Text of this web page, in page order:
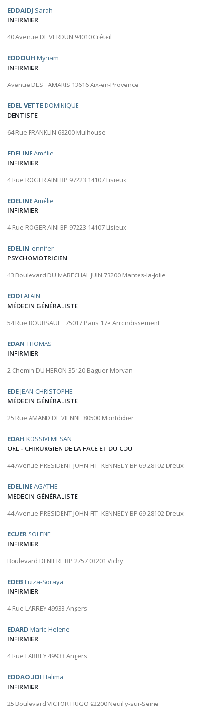
EDDAIDJ Sarah
INFIRMIER
40 Avenue DE VERDUN 94010 Créteil
EDDOUH Myriam
INFIRMIER
Avenue DES TAMARIS 13616 Aix-en-Provence
EDEL VETTEDOMINIQUE
DENTISTE
64 Rue FRANKLIN 68200 Mulhouse
EDELINEAmélie
INFIRMIER
4 Rue ROGER AINI BP 97223 14107 Lisieux
EDELINEAmélie
INFIRMIER
4 Rue ROGER AINI BP 97223 14107 Lisieux
EDELIN Jennifer
PSYCHOMOTRICIEN
43 Boulevard DU MARECHAL JUIN 78200 Mantes-la-Jolie
EDDI ALAIN
MÉDECIN GÉNÉRALISTE
54 Rue BOURSAULT 75017 Paris 17e Arrondissement
EDAN THOMAS
INFIRMIER
2 Chemin DU HERON 35120 Baguer-Morvan
EDEJEAN-CHRISTOPHE
MÉDECIN GÉNÉRALISTE
25 Rue AMAND DE VIENNE 80500 Montdidier
EDAH KOSSIVI MESAN
ORL - CHIRURGIEN DE LA FACE ET DU COU
44 Avenue PRESIDENT JOHN-FIT- KENNEDY BP 69 28102 Dreux
EDELINEAGATHE
MÉDECIN GÉNÉRALISTE
44 Avenue PRESIDENT JOHN-FIT- KENNEDY BP 69 28102 Dreux
ECUER SOLENE
INFIRMIER
Boulevard DENIERE BP 2757 03201 Vichy
EDEB Luiza-Soraya
INFIRMIER
4 Rue LARREY 49933 Angers
EDARD Marie Helene
INFIRMIER
4 Rue LARREY 49933 Angers
EDDAOUDI Halima
INFIRMIER
25 Boulevard VICTOR HUGO 92200 Neuilly-sur-Seine